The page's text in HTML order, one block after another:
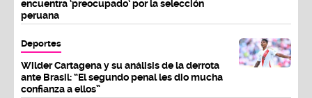
encuentra ‘preocupado’ por la selección
peruana
Deportes
Wilder Cartagena y su análisis de la derrota
ante Brasil: “El segundo penal les dio mucha
confianza a ellos”